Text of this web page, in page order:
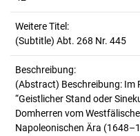
Weitere Titel:
(Subtitle) Abt. 268 Nr. 445
Beschreibung:
(Abstract) Beschreibung: Im
“Geistlicher Stand oder
Domherren vom
Napoleonischen Ära